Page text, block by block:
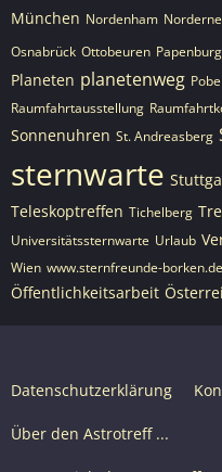
München Nordenham
Osnabrück Ottobeuren Papenburg
Planeten planetenweg
Raumfahrtausstellung
Sonnenuhren St. Andreasberg
sternwarte
Teleskoptreffen Tichelberg
Universitätssternwarte Urlaub
Wien www.sternfreunde-borken.de
Öffentlichkeitsarbeit
Datenschutzerklärung
Über den Astrotreff ...